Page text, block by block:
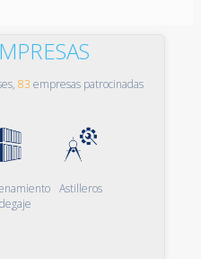
83 empresas patrocinadas
Astilleros